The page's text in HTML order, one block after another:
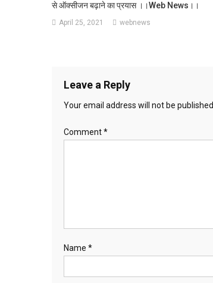
से ऑक्सीजन बढ़ाने का प्रयास ।।web News।।
April 25, 2021 webnews
Leave a Reply
Your email address will not be published.
Comment*
Name *